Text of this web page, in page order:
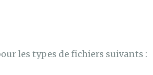
les types de fichiers suivants :